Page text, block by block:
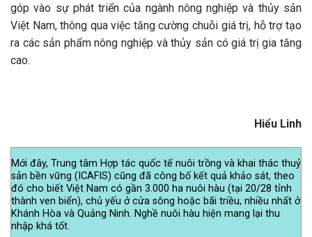
góp vào sự phát triển của ngành nông nghiệp và thủy sản
Việt Nam, thông qua việc tăng cường chuỗi giá trị, hỗ trợ tạo
ra các sản phẩmnông nghiệp và thủy sản có giá trị gia tăng
cao.
Hiểu Linh
Mới đây, Trung tâm Hợp tác quốc tế nuôi trồng và khai thác thuỷ
sản bền vững (ICAFIS) cũng đã công bố kết quả khảo sát, theo
đó cho biết Việt Nam có gần 3.000 ha nuôi hàu (tại 20/28 tỉnh
thành ven biển), chủ yếu ở cửa sông hoặc bãi triều, nhiều nhất ở
Khánh Hòa và Quảng Ninh. Nghề nuôi hàu hiện mang lại thu
nhập khá tốt.